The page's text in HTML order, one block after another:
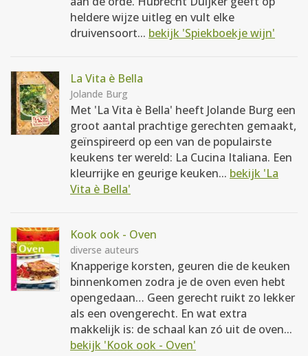
heldere wijze uitleg en vult elke
druivensoort... bekijk 'Spiekboekje wijn'
La Vita è Bella
Jolande Burg
Met 'La Vita è Bella' heeft Jolande Burg een
groot aantal prachtige gerechten gemaakt,
geïnspireerd op een van de populairste
keukens ter wereld: La Cucina Italiana. Een
kleurrijke en geurige keuken... bekijk 'La
Vita è Bella'
Kook ook - Oven
diverse auteurs
Knapperige korsten, geuren die de keuken
binnenkomen zodra je de oven even hebt
opengedaan… Geen gerecht ruikt zo lekker
als een ovengerecht. En wat extra
makkelijk is: de schaal kan zó uit de oven...
bekijk 'Kook ook - Oven'